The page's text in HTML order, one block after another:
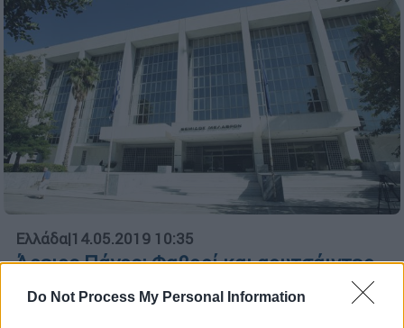
Do Not Process My Personal Information
Ελλάδα|14.05.2019 10:35
Άρειος Πάγος: Φαβορί και αουτσάιντερ
για πρόεδρο και εισαγγελέα